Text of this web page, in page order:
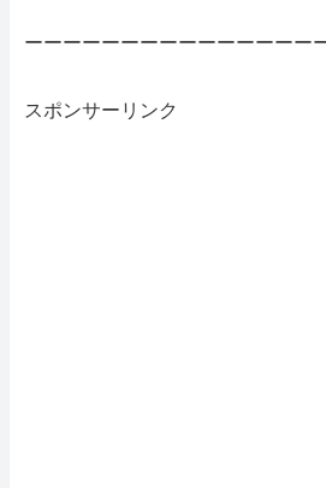
ーーーーーーーーーーーーーーー
スポンサーリンク